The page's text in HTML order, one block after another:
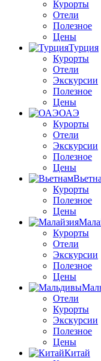
Курорты
Отели
Полезное
Цены
Турция
Курорты
Отели
Экскурсии
Полезное
Цены
ОАЭ
Курорты
Отели
Экскурсии
Полезное
Цены
Курорты
Полезное
Цены
Курорты
Отели
Экскурсии
Полезное
Цены
Отели
Курорты
Экскурсии
Полезное
Цены
Китай